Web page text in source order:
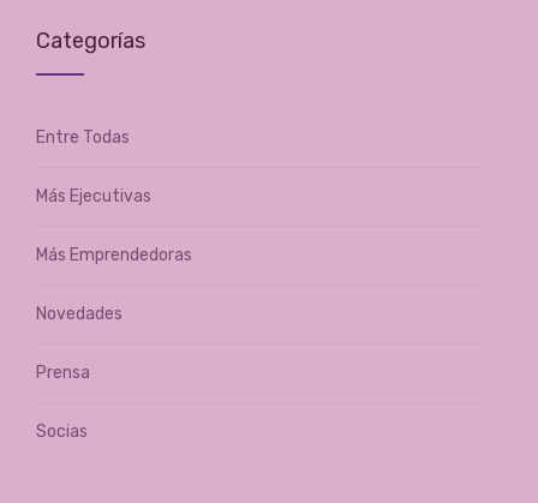
Categorías
Entre Todas
Más Ejecutivas
Más Emprendedoras
Novedades
Prensa
Socias